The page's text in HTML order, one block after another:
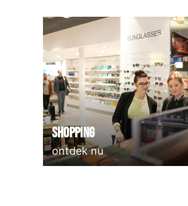
Shopping
ontdek nu